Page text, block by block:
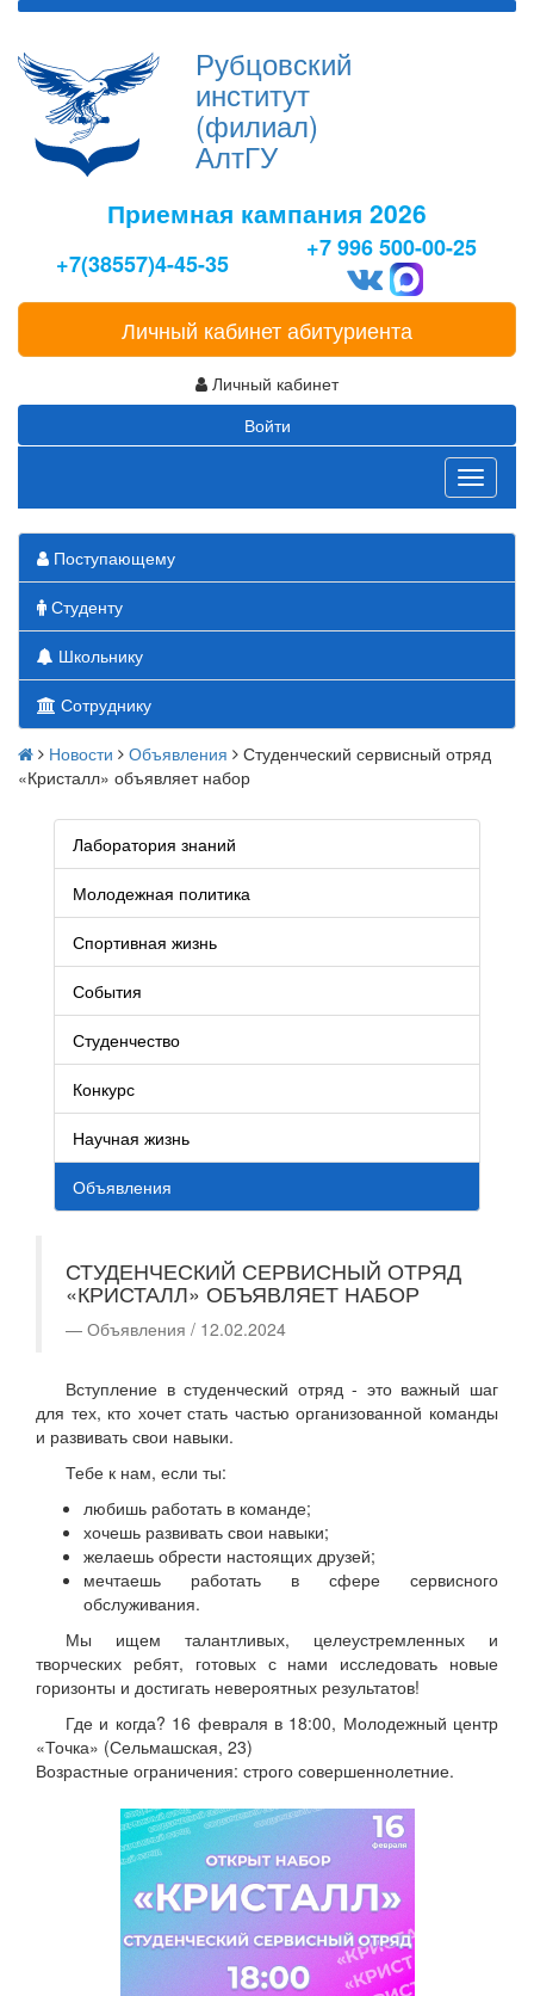
Рубцовский
институт
(филиал)
АлтГУ
Приемная кампания 2026
+7(38557)4-45-35
+7 996 500-00-25
Личный кабинет абитуриента
Личный кабинет
Войти
Toggle
Поступающему
Студенту
Школьнику
Сотруднику
Новости Объявления
Студенческий сервисный отряд
«Кристалл» объявляет набор
Лаборатория знаний
Молодежная политика
Спортивная жизнь
События
Студенчество
Конкурс
Научная жизнь
Объявления
СТУДЕНЧЕСКИЙ СЕРВИСНЫЙ ОТРЯД
«КРИСТАЛЛ» ОБЪЯВЛЯЕТ НАБОР
Объявления / 12.02.2024
Вступление в студенческий отряд - это важный шаг
для тех, кто хочет стать частью организованной команды
и развивать свои навыки.
Тебе к нам, если ты:
любишь работать в команде;
хочешь развивать свои навыки;
желаешь обрести настоящих друзей;
мечтаешь работать в сфере сервисного
обслуживания.
Мы ищем талантливых, целеустремленных и
творческих ребят, готовых с нами исследовать новые
горизонты и достигать невероятных результатов!
Где и когда? 16 февраля в 18:00, Молодежный центр
«Точка» (Сельмашская, 23)
Возрастные ограничения: строго совершеннолетние.